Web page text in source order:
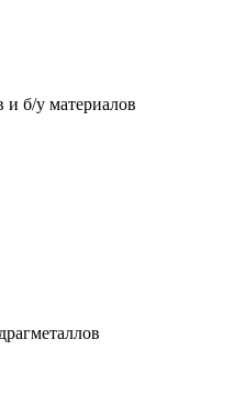
б/у материалов